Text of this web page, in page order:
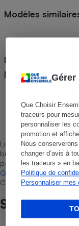
Gérer
Que Choisir
traceurs pour
personnaliser les
promotion et
Nous
changer d’avis à
les traceurs » en
Politique de
Personnaliser mes
Modèles
Pays de
par le fabricant)
Laurent Baubeste
Rédacteur technique
La sélection de
bien que non-
par Bureau Veritas
Que Choisir, il n’existe
Choisir Ensemble et
Sur le même